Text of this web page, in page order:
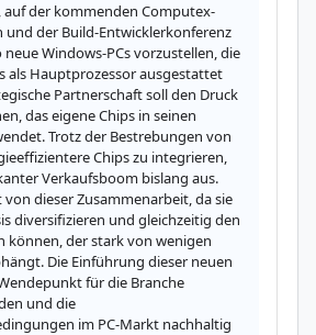
der kommenden Computex-
und der Build-Entwicklerkonferenz
neue Windows-PCs vorzustellen, die
als Hauptprozessor ausgestattet
Partnerschaft soll den Druck
das eigene Chips in seinen
Trotz der Bestrebungen von
Chips zu integrieren,
Verkaufsboom bislang aus.
dieser Zusammenarbeit, da sie
diversifizieren und gleichzeitig den
können, der stark von wenigen
Die Einführung dieser neuen
für die Branche
und die
im PC-Markt nachhaltig